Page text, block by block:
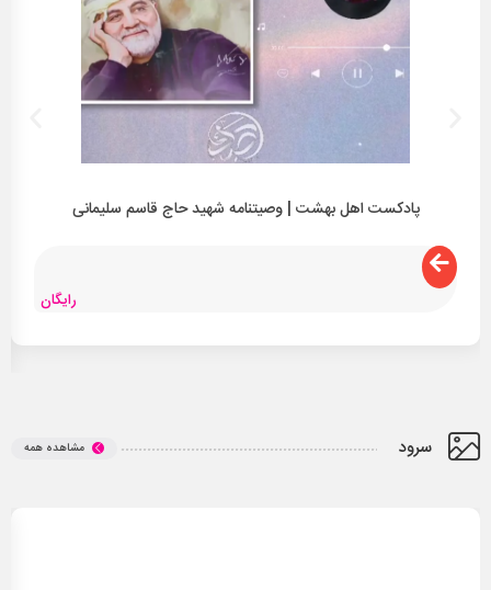
پادکست اهل بهشت | وصیتنامه شهید حاج قاسم سلیمانی
رایگان
سرود مشاهده همه